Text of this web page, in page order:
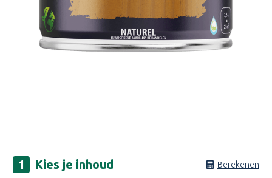
Kies je inhoud Berekenen